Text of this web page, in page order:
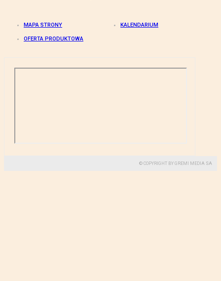
MAPA STRONY KALENDARIUM
OFERTA PRODUKTOWA
© COPYRIGHT BY GREMI MEDIA SA